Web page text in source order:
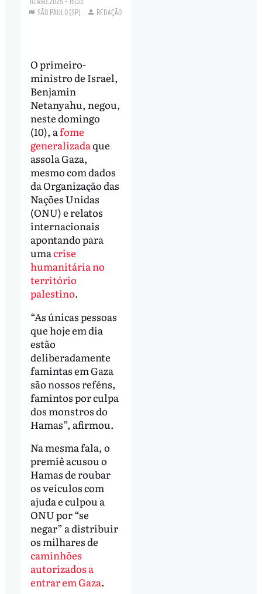
SÃO PAULO (SP)
REDAÇÃO
O primeiro-
ministro de Israel,
Benjamin
Netanyahu, negou,
neste domingo
(10), a fome
generalizadaque
assola Gaza,
mesmo com dados
da Organização das
Nações Unidas
(ONU) e relatos
internacionais
apontando para
umacrise
humanitária no
território
palestino.
“As únicas pessoas
que hoje em dia
estão
deliberadamente
famintas em Gaza
são nossos reféns,
famintos por culpa
dos monstros do
Hamas”, afirmou.
Na mesma fala, o
premiê acusou o
Hamas de roubar
os veículos com
ajuda e culpou a
ONU por “se
negar” a distribuir
os milhares de
caminhões
autorizados a
entrar em Gaza.